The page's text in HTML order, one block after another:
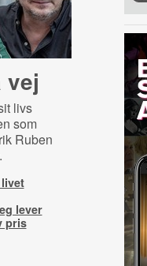
vej
livs
som
Ruben
lever
pris